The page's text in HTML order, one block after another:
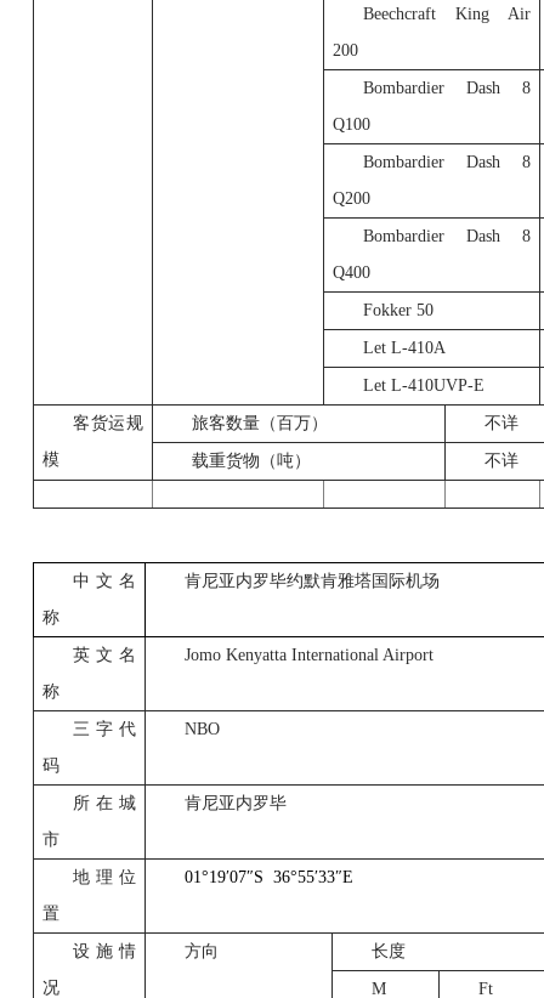
Beechcraft King Air
200
Bombardier Dash 8
Q100
Bombardier Dash 8
Q200
Bombardier Dash 8
Q400
Fokker 50
Let L-410A
Let L-410UVP-E
客货运规
模
旅客数量（百万） 不详
载重货物（吨） 不详
中文名
称
肯尼亚内罗毕约默肯雅塔国际机场
英文名
称
Jomo Kenyatta International Airport
三字代
码
NBO
所在城
市
肯尼亚内罗毕
地理位
置
01°19′07″S 36°55′33″E
设施情
况
方向 长度
M Ft